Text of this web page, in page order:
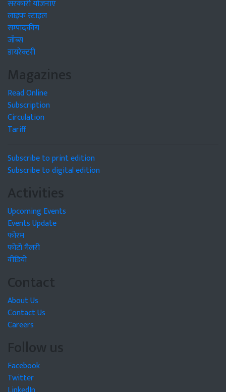
सरकारी योजनाएं
लाइफ स्टाइल
सम्पादकीय
जॉब्स
डायरेक्टरी
Magazines
Read Online
Subscription
Circulation
Tariff
Subscribe to print edition
Subscribe to digital edition
Activities
Upcoming Events
Events Update
फोरम
फोटो गैलरी
वीडियो
Contact
About Us
Contact Us
Careers
Follow us
Facebook
Twitter